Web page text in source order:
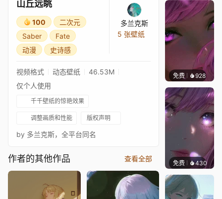
山丘远眺
100
二次元
Saber
Fate
动漫
史诗感
多兰克斯
5 张壁纸
视频格式 动态壁纸
46.53M
仅个人使用
千千壁纸的惊艳效果
调整画质和性能 版权声明
by 多兰克斯，全平台同名
作者的其他作品 查看全部
免费 928辰东
免费 430辰东